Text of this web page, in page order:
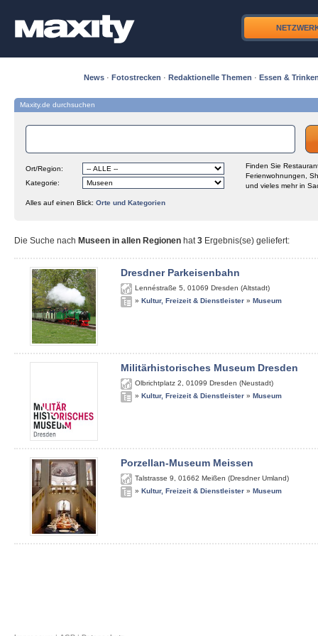
News · Fotostrecken · Redaktionelle Themen · Essen &
Maxity.de durchsuchen
Ort/Region:
Kategorie:
Finden Sie
Ferienwohnungen,
und vieles mehr in
Alles auf einen Blick: Orte und Kategorien
Die Suche nach Museen in allen Regionen hat3 Ergebnis(se) geliefert:
Dresdner Parkeisenbahn
Lennéstraße 5 01069 Dresden (Altstadt)
» Kultur, Freizeit & Dienstleister » Museum
Militärhistorisches Museum Dresden
Olbrichtplatz 2 01099 Dresden (Neustadt)
» Kultur, Freizeit & Dienstleister » Museum
Porzellan-Museum Meissen
Talstrasse 9 01662 Meißen (Dresdner Umland)
» Kultur, Freizeit & Dienstleister » Museum